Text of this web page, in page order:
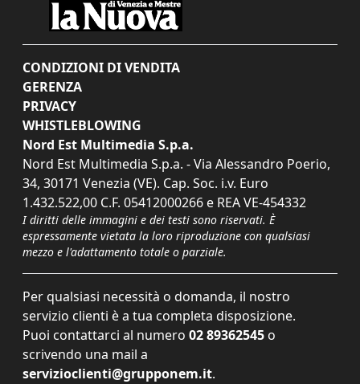
CONDIZIONI DI VENDITA
GERENZA
PRIVACY
WHISTLEBLOWING
Nord Est Multimedia S.p.a.
Nord Est Multimedia S.p.a. - Via Alessandro Poerio,
34, 30171 Venezia (VE). Cap. Soc. i.v. Euro
1.432.522,00 C.F. 05412000266 e REA VE-454332
I diritti delle immagini e dei testi sono riservati. È
espressamente vietata la loro riproduzione con qualsiasi
mezzo e l'adattamento totale o parziale.
Per qualsiasi necessità o domanda, il nostro
servizio clienti è a tua completa disposizione.
Puoi contattarci al numero 02 89362545 o
scrivendo una mail a
servizioclienti@grupponem.it.